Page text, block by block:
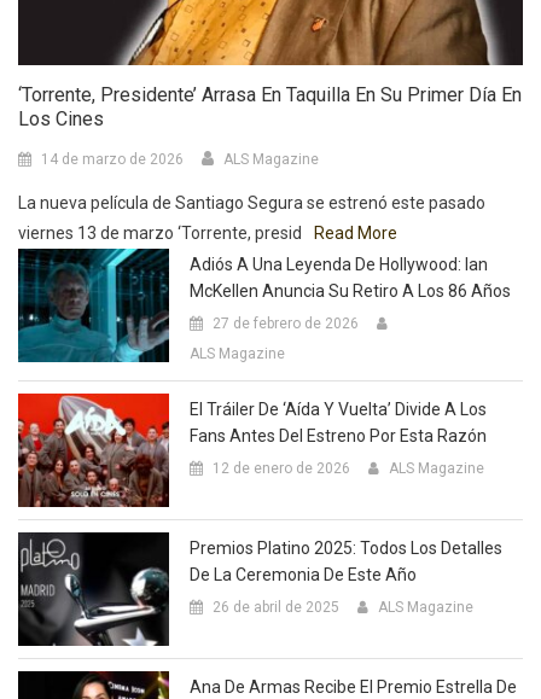
‘Torrente, Presidente’ Arrasa En Taquilla En Su Primer Día En
Los Cines
14 de marzo de 2026 ALS Magazine
La nueva película de Santiago Segura se estrenó este pasado
viernes 13 de marzo ‘Torrente, presid
Read More
Adiós A Una Leyenda De Hollywood: Ian
McKellen Anuncia Su Retiro A Los 86 Años
27 de febrero de 2026
ALS Magazine
El Tráiler De ‘Aída Y Vuelta’ Divide A Los
Fans Antes Del Estreno Por Esta Razón
12 de enero de 2026 ALS Magazine
Premios Platino 2025: Todos Los Detalles
De La Ceremonia De Este Año
26 de abril de 2025 ALS Magazine
Ana De Armas Recibe El Premio Estrella De